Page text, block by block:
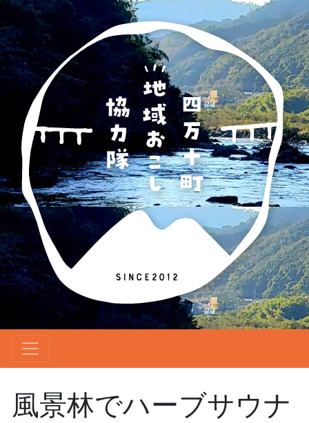
風景林でハーブサウナ